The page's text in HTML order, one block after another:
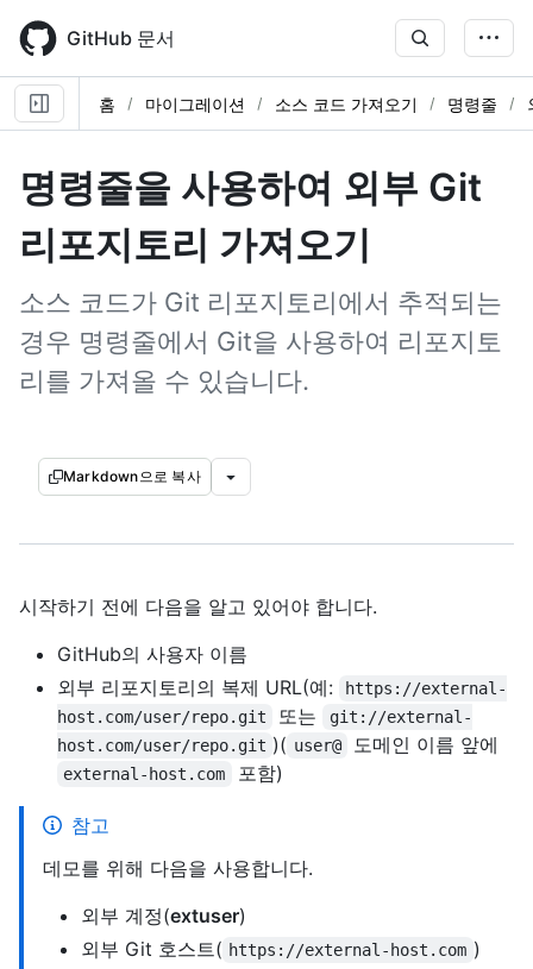
main
content
GitHub 문서
홈 마이그레이션 소스 코드 가져오기 명령줄
명령줄을 사용하여 외부 Git
리포지토리 가져오기
소스 코드가 Git 리포지토리에서 추적되는
경우 명령줄에서 Git을 사용하여 리포지토
리를 가져올 수 있습니다.
Markdown으로 복사
시작하기 전에 다음을 알고 있어야 합니다.
GitHub의 사용자 이름
외부 리포지토리의 복제 URL(예:
https://external-
host.com/user/repo.git
또는
git://external-
host.com/user/repo.git )( user@ 도메인 이름 앞에
external-host.com 포함)
참고
데모를 위해 다음을 사용합니다.
외부 계정(extuser)
외부 Git 호스트( https://external-host.com )